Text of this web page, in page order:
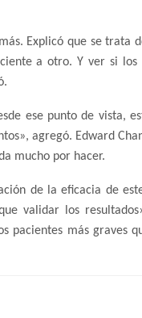
Explicó que se trata
a otro. Y ver si
ese punto de vista,
agregó. Edward
mucho por hacer.
de la eficacia de
validar los
pacientes más graves